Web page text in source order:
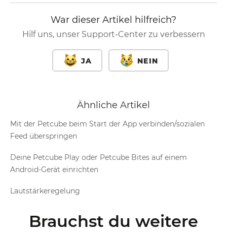
War dieser Artikel hilfreich?
Hilf uns, unser Support-Center zu verbessern
JA NEIN
Ähnliche Artikel
Mit der Petcube beim Start der App verbinden/sozialen
Feed überspringen
Deine Petcube Play oder Petcube Bites auf einem
Android-Gerät einrichten
Lautstärkeregelung
Brauchst du weitere